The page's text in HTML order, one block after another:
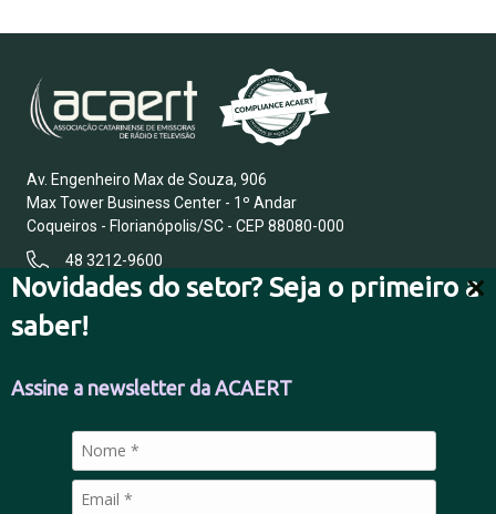
Novidades do setor? Seja o primeiro a
saber!
Assine a newsletter da ACAERT
Av. Engenheiro Max de Souza, 906
Max Tower Business Center - 1º Andar
Coqueiros - Florianópolis/SC - CEP 88080-000
48 3212-9600
FALE CONOSCO
POLÍTICA DE PRIVACIDADE